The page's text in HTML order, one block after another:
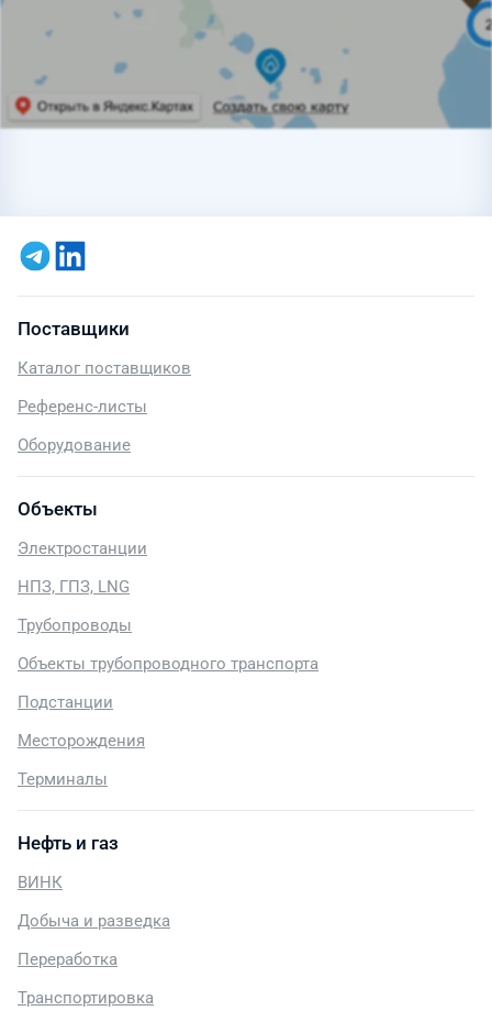
Поставщики
Каталог поставщиков
Референс-листы
Оборудование
Объекты
Электростанции
НПЗ, ГПЗ, LNG
Трубопроводы
Объекты трубопроводного транспорта
Подстанции
Месторождения
Терминалы
Нефть и газ
ВИНК
Добыча и разведка
Переработка
Транспортировка